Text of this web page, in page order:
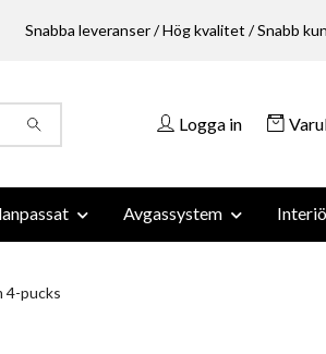
Snabba leveranser / Hög kvalitet / Snabb
Logga in
Avgassystem
4-pucks